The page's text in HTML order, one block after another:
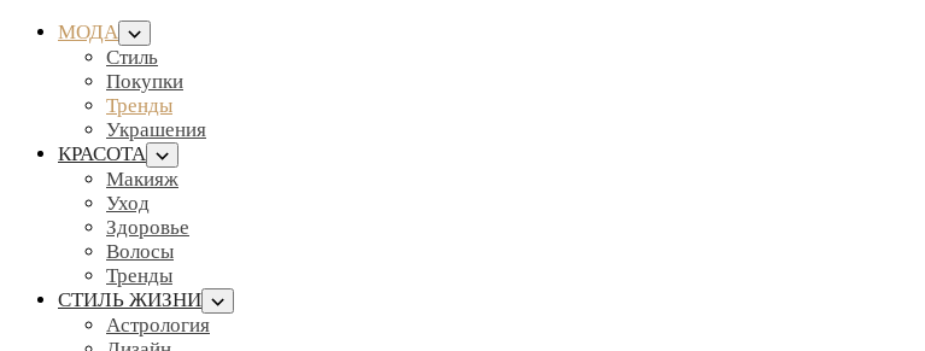
МОДА
Стиль
Покупки
Тренды
Украшения
КРАСОТА
Макияж
Уход
Здоровье
Волосы
Тренды
СТИЛЬ ЖИЗНИ
Астрология